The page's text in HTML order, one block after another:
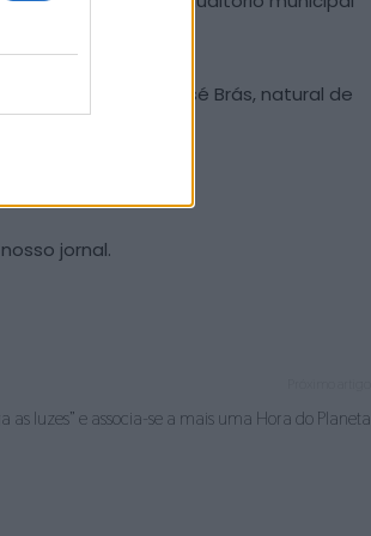
recondução de José Brás, natural de
jornal.
as luzes” e associa-se a mais uma Hora do Planeta